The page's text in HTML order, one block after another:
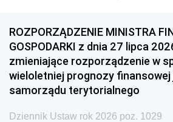
ROZPORZĄDZENIE MINISTRA
GOSPODARKI z dnia 27 lipca
zmieniające rozporządzenie w
wieloletniej prognozy
samorządu terytorialnego
Dziennik Ustaw rok 2026 poz. 1029